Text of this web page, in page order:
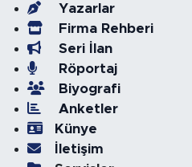
Yazarlar
Firma Rehberi
Seri İlan
Röportaj
Biyografi
Anketler
Künye
İletişim